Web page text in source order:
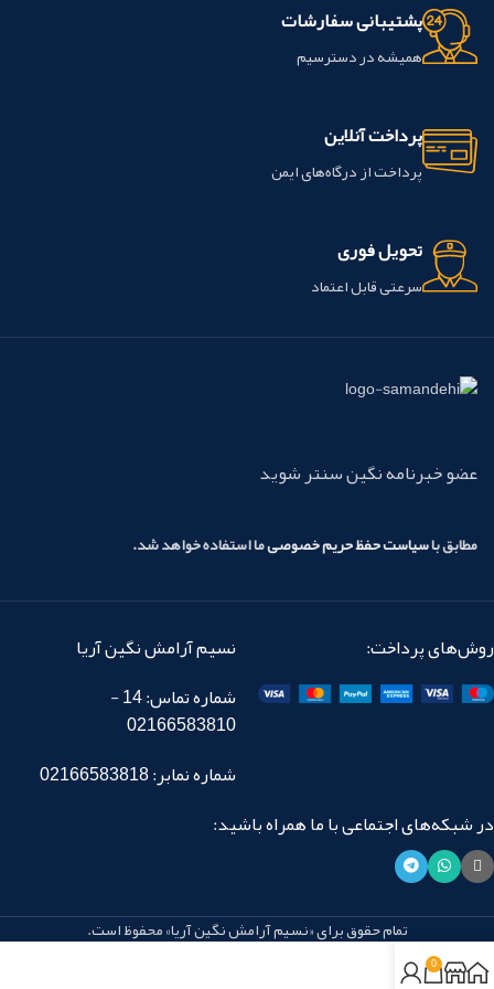
پشتیبانی سفارشات
همیشه در دسترسیم
پرداخت آنلاین
پرداخت از درگاه‌های ایمن
تحویل فوری
سرعتی قابل اعتماد
عضو خبرنامه نگین سنتر شوید
مطابق باسیاست حفظ حریم خصوصیما استفاده خواهد شد.
روش‌های پرداخت:
نسیم آرامش نگین آریا
شماره تماس: 14 -
02166583810
شماره نمابر: 02166583818
در شبکه‌های اجتماعی با ما همراه باشید:
تمام حقوق برای «نسیم آرامش نگین آریا» محفوظ است.
0